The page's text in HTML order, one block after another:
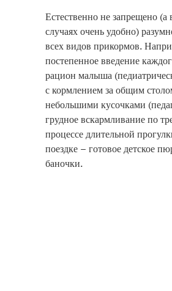
Естественно не запрещено (а
случаях очень удобно)
всех видов прикормов.
постепенное введение
рацион малыша
с кормлением за общим
небольшими кусочками
грудное вскармливание по
процессе длительной
поездке – готовое детское
баночки.